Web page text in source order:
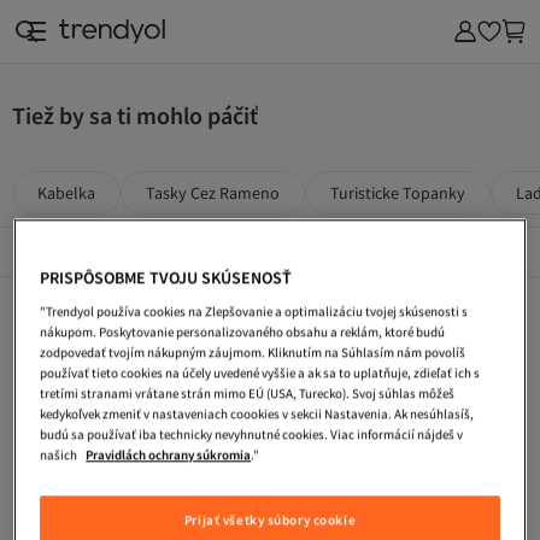
Tiež by sa ti mohlo páčiť
Kabelka Tasky Cez Rameno Turisticke Topanky
Kabelka Tasky Cez Rameno
Turisticke Topanky
Ladvinka
Zimne Topanky
Cestovna Taska
Plazova Taska
Pracovne Topanky
Taska Na Laptop
Kokteilove Saty
Saty S Flitrami
Dlhe Vecerne Saty
Letne Saty
Pletene Saty
Krémová Ženy Náramky
PRISPÔSOBME TVOJU SKÚSENOSŤ
"Trendyol používa cookies na Zlepšovanie a optimalizáciu tvojej skúsenosti s
nákupom. Poskytovanie personalizovaného obsahu a reklám, ktoré budú
zodpovedať tvojím nákupným záujmom. Kliknutím na Súhlasím nám povolíš
používať tieto cookies na účely uvedené vyššie a ak sa to uplatňuje, zdieľať ich s
tretími stranami vrátane strán mimo EÚ (USA, Turecko). Svoj súhlas môžeš
kedykoľvek zmeniť v nastaveniach coookies v sekcii Nastavenia. Ak nesúhlasíš,
budú sa používať iba technicky nevyhnutné cookies. Viac informácií nájdeš v
našich Pravidlách ochrany súkromia."
Prijať všetky súbory cookie